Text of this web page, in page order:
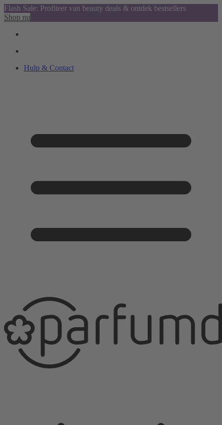
Flash Sale: Profiteer van beauty deals & ontdek bestsellers
Shop nu
Hulp & Contact